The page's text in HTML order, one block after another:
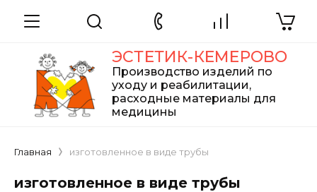
ЭСТЕТИК-КЕМЕРОВО
Производство изделий по
уходу и реабилитации,
расходные материалы для
медицины
Главная изготовленное в виде трубы
изготовленное в виде трубы